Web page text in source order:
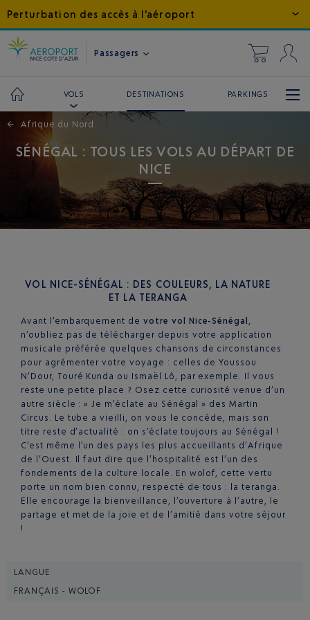
Perturbation des accès à l'aéroport
Passagers
VOLS DESTINATIONS PARKINGS
← Afrique du Nord
SÉNÉGAL : TOUS LES VOLS AU DÉPART DE
NICE
VOL NICE-SÉNÉGAL : DES COULEURS, LA NATURE
ET LA TERANGA
Avant l’embarquement devotre vol Nice-Sénégal ,
n’oubliez pas de télécharger depuis votre application
musicale préférée quelques chansons de circonstances
pour agrémenter votre voyage : celles de Youssou
N’Dour, Touré Kunda ou Ismaël Lô, par exemple. Il vous
reste une petite place ? Osez cette curiosité venue d’un
autre siècle : « Je m’éclate au Sénégal » des Martin
Circus. Le tube a vieilli, on vous le concède, mais son
titre reste d’actualité : on s’éclate toujours au Sénégal !
C’est même l’un des pays les plus accueillants d’Afrique
de l’Ouest. Il faut dire que l’hospitalité est l’un des
fondements de la culture locale. En wolof, cette vertu
porte un nom bien connu, respecté de tous : la teranga.
Elle encourage la bienveillance, l’ouverture à l’autre, le
partage et met de la joie et de l’amitié dans votre séjour
!
LANGUE
FRANÇAIS - WOLOF